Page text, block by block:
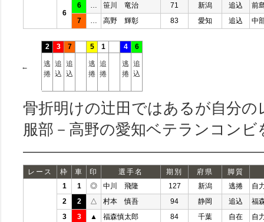
6
6 笹川 竜治 71 新潟 追込
前
7
高野 輝彰 83 愛知 追込 中
←
2
逃
捲
3
追
込
7
追
込
5
逃
捲
1
追
捲
4
逃
捲
6
追
込
骨折明けの辻田ではあるが自分
服部－高野の愛知ベテランコン
レース 枠 車 印 選手名 期別 府県 脚質
1 1 ◎ 中川 飛隆 127 新潟 逃捲
自
2
2 △ 村本 慎吾 94 静岡 追込
福
3
3 ▲ 福森慎太郎 84 千葉 自在 自